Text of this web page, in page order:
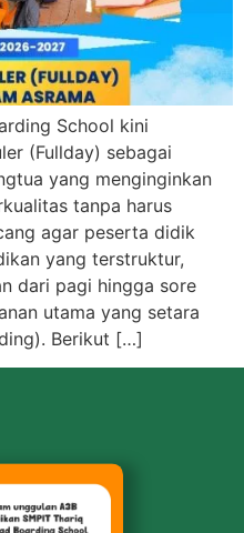
School kini
(Fullday) sebagai
yang menginginkan
tanpa harus
agar peserta didik
yang terstruktur,
dari pagi hingga sore
utama yang setara
Berikut […]